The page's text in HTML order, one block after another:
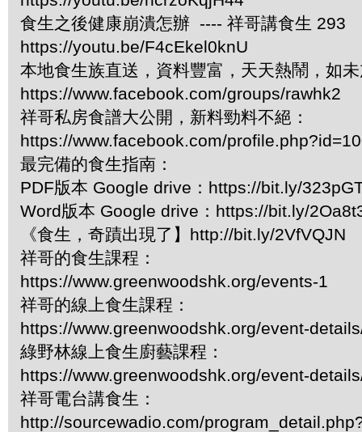
食生之後健康崩潰怎辦 ---- 祥哥講食生 293
https://youtu.be/F4cEkel0knU
本地食生族直送，資料豐富，天天熱鬧，如
https://www.facebook.com/groups/rawhk2
祥哥私房食譜大公開，新料勁料不絕：
https://www.facebook.com/
最完備的食生指南：
PDF版本 Google drive：https://bit.ly/
Word版本 Google drive：https://bit.ly/
《食生，奇蹟出現了】http://bit.ly/2VfVQJN
祥哥的食生課程：
https://www.greenwoodshk.org/events-1
祥哥的線上食生課程：
https://www.greenwoodshk.org/event-
綠野林線上食生廚藝課程：
https://www.greenwoodshk.org/event-
祥哥電台講食生：
http://sourcewadio.com/